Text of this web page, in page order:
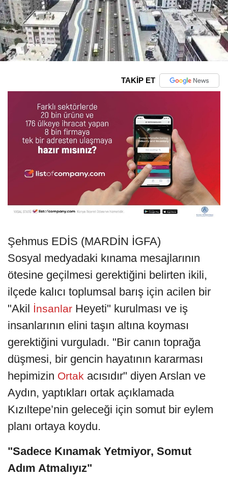
TAKİP ET
Şehmus EDİS (MARDİN İGFA)
Sosyal medyadaki kınama mesajlarının
ötesine geçilmesi gerektiğini belirten ikili,
ilçede kalıcı toplumsal barış için acilen bir
"Akil İnsanlar Heyeti" kurulması ve iş
insanlarının elini taşın altına koyması
gerektiğini vurguladı. "Bir canın toprağa
düşmesi, bir gencin hayatının kararması
hepimizin Ortak acısıdır" diyen Arslan ve
Aydın, yaptıkları ortak açıklamada
Kızıltepe’nin geleceği için somut bir eylem
planı ortaya koydu.
"Sadece Kınamak Yetmiyor, Somut
Adım Atmalıyız"